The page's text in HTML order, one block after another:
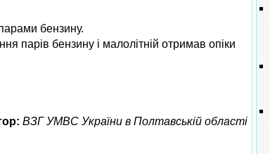
бензину.
парів бензину і малолітній отримав опіки
ВЗГ УМВС України в Полтавській області